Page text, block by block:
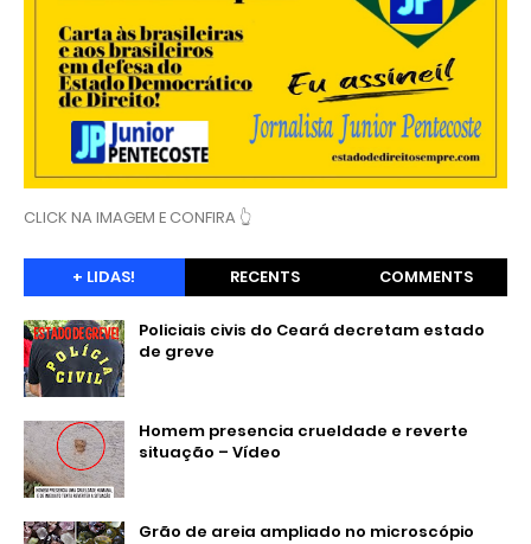
CLICK NA IMAGEM E CONFIRA 👆
+ LIDAS! RECENTS COMMENTS
Policiais civis do Ceará decretam estado
de greve
Homem presencia crueldade e reverte
situação – Vídeo
Grão de areia ampliado no microscópio